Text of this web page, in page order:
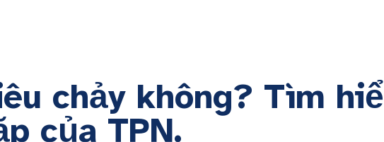
chảy không? Tìm
của TPN.